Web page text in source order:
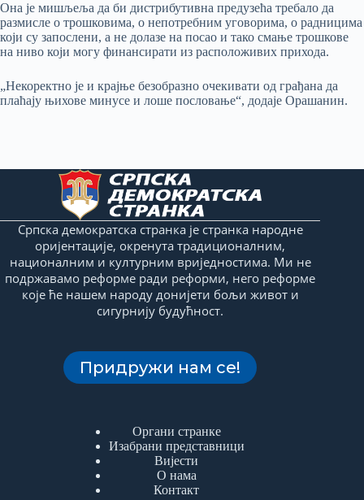
Она је мишљеља да би дистрибутивна предузећа требало да
размисле о трошковима, о непотребним уговорима, о радницима
који су запослени, а не долазе на посао и тако смање трошкове
на ниво који могу финансирати из расположивих прихода.
„Некоректно је и крајње безобразно очекивати од грађана да
плаћају њихове минусе и лоше пословање“, додаје Орашанин.
Српска демократска странка је странка народне
оријентације, окренута традиционалним,
националним и културним вриједностима. Ми не
подржавамо реформе ради реформи, него реформе
које ће нашем народу донијети бољи живот и
сигурнију будућност.
Придружи нам се!
Органи странке
Изабрани представници
Вијести
О нама
Контакт